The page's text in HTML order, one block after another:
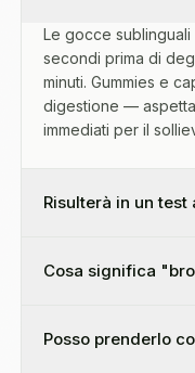
Le gocce
secondi prima di
minuti. Gummies e
digestione —
immediati per il
Risulterà in un test
Cosa significa
Posso prenderlo